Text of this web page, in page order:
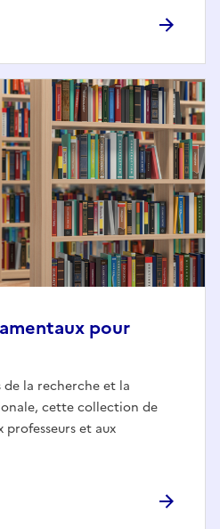
pour
de la recherche et la
cette collection de
professeurs et aux